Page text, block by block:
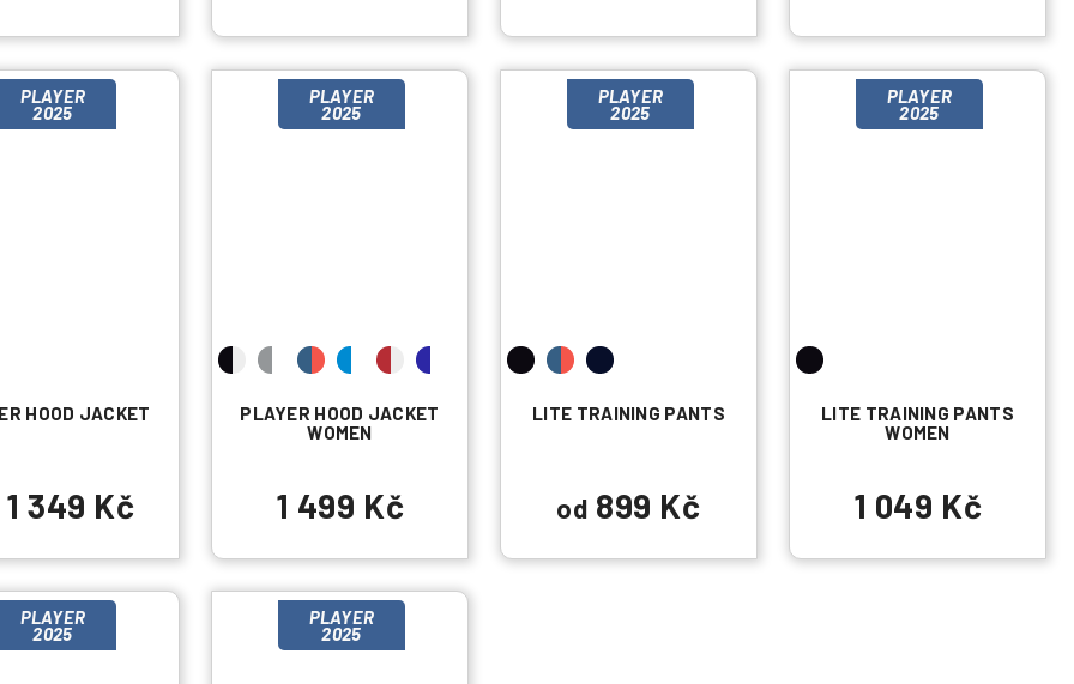
PLAYER
2025
HOOD JACKET
1 349 Kč
PLAYER
2025
PLAYER HOOD JACKET
WOMEN
1 499 Kč
PLAYER
2025
LITE TRAINING PANTS
od 899 Kč
PLAYER
2025
LITE TRAINING PANTS
WOMEN
1 049 Kč
PLAYER
2025
PLAYER
2025